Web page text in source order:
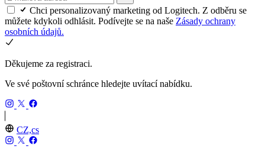
Chci personalizovaný marketing od Logitech. Z odběru se
můžete kdykoli odhlásit. Podívejte se na naše Zásady ochrany
osobních údajů.
Děkujeme za registraci.
Ve své poštovní schránce hledejte uvítací nabídku.
CZ,cs